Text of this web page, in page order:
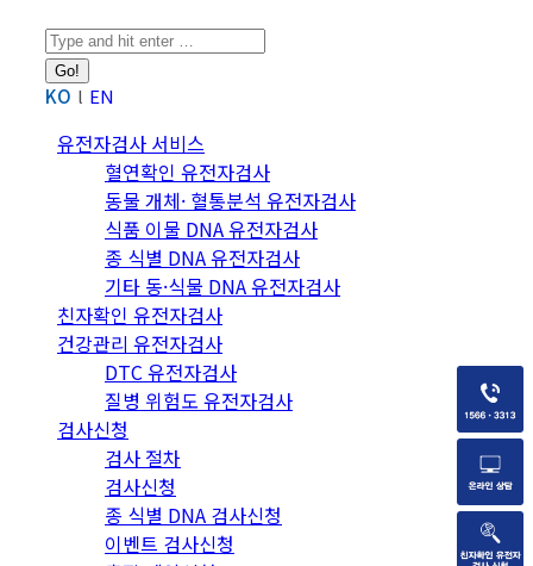
Search:
KO EN
유전자검사 서비스
혈연확인 유전자검사
동물 개체· 혈통분석 유전자검사
식품 이물 DNA 유전자검사
종 식별 DNA 유전자검사
기타 동·식물 DNA 유전자검사
친자확인 유전자검사
건강관리 유전자검사
DTC 유전자검사
질병 위험도 유전자검사
검사신청
검사 절차
검사신청
종 식별 DNA 검사신청
이벤트 검사신청